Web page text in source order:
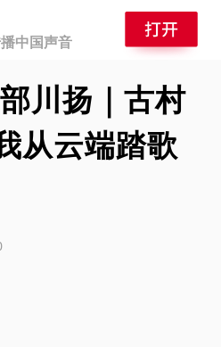
中国声音
川扬｜古村
云端踏歌